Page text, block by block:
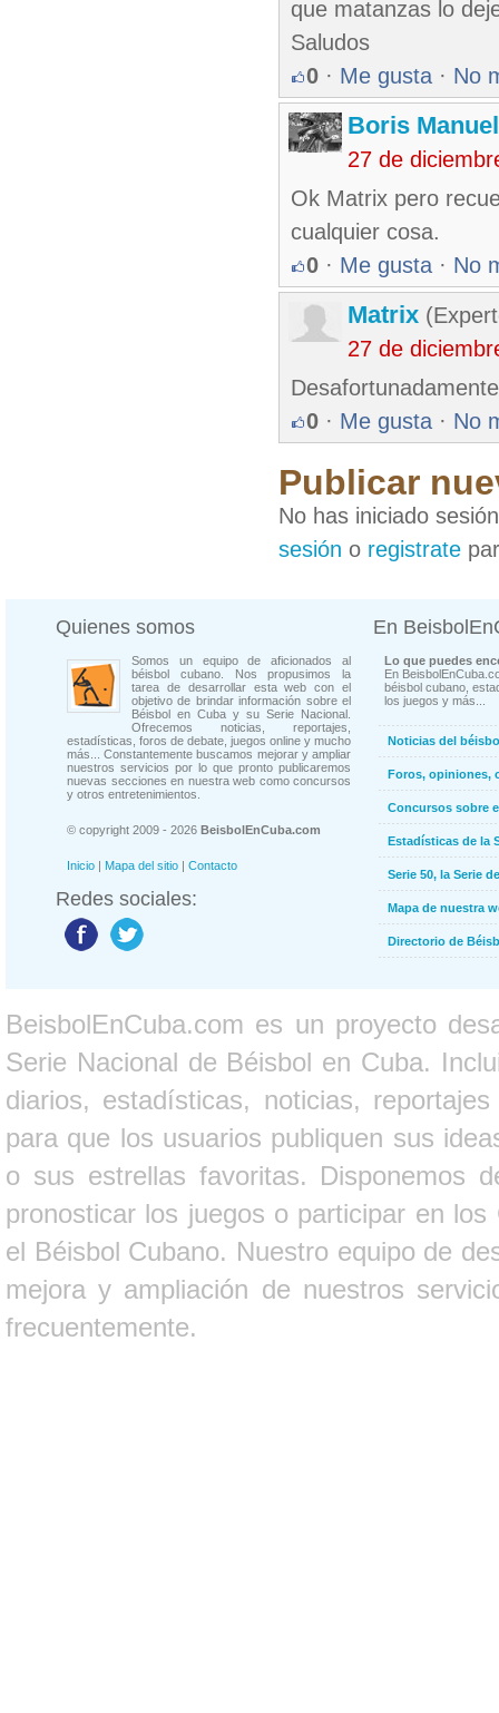
que matanzas lo
Saludos
0 · Me gusta · No
Boris
27 de
Ok Matrix pero
cualquier cosa.
0 · Me gusta · No
Matrix
27 de
Desafortunadamente
0 · Me gusta · No
Publicar
No has iniciado
sesión o registrate
Quienes somos
Somos un equipo de aficionados al
béisbol cubano. Nos propusimos la
tarea de desarrollar esta web con el
objetivo de brindar información sobre el
Béisbol en Cuba y su Serie Nacional.
Ofrecemos noticias, reportajes,
estadísticas, foros de debate, juegos online y mucho
más... Constantemente buscamos mejorar y ampliar
nuestros servicios por lo que pronto publicaremos
nuevas secciones en nuestra web como concursos
y otros entretenimientos.
© copyright 2009 - 2026 BeisbolEnCuba.com
Inicio | Mapa del sitio | Contacto
Redes sociales:
En
Lo que puedes
En
béisbol cubano,
los juegos y más...
Noticias del
Foros, opiniones,
Concursos sobre
Estadísticas de la
Serie 50, la Serie
Mapa de nuestra
Directorio de
BeisbolEnCuba.com es un proyecto
Serie Nacional de Béisbol en Cuba.
diarios, estadísticas, noticias,
para que los usuarios publiquen sus
o sus estrellas favoritas. Disponemos
pronosticar los juegos o participar en
el Béisbol Cubano. Nuestro equipo de
mejora y ampliación de nuestros
frecuentemente.